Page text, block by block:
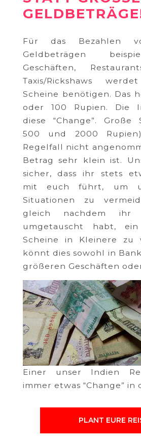
ELDBETRÄGE!
Für das Bezahlen
Geldbeträgen
Geschäften,
Taxis/Rickshaws
Scheine benötigen. Das
oder 100 Rupien. Die
diese “Change”. Große
500 und 2000
Regelfall nicht
Betrag sehr klein ist.
sicher, dass ihr stets
mit euch führt, um
Situationen zu
gleich nachdem ihr
umgetauscht habt,
Scheine in Kleinere zu
könnt dies sowohl in
größeren Geschäften
Einer unser Indien
immer etwas “Change” in
PLANT EURE